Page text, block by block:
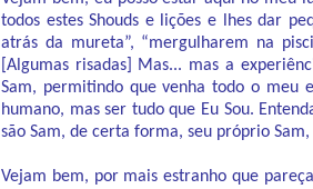
todos estes Shouds e lições e lhes dar
atrás da mureta”, “mergulharem na
[Algumas risadas] Mas... mas a
Sam, permitindo que venha todo o meu
humano, mas ser tudo que Eu Sou.
são Sam, de certa forma, seu próprio
Vejam bem, por mais estranho que